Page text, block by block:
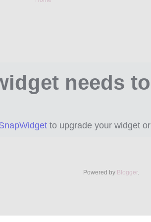
Powered by Blogger.